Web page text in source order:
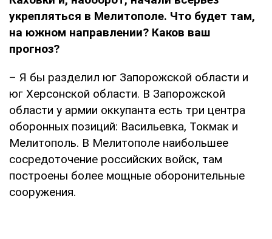
укрепляться в Мелитополе. Что будет там,
на южном направлении? Каков ваш
прогноз?
– Я бы разделил юг Запорожской области и
юг Херсонской области. В Запорожской
области у армии оккупанта есть три центра
оборонных позиций: Васильевка, Токмак и
Мелитополь. В Мелитополе наибольшее
сосредоточение российских войск, там
построены более мощные оборонительные
сооружения.